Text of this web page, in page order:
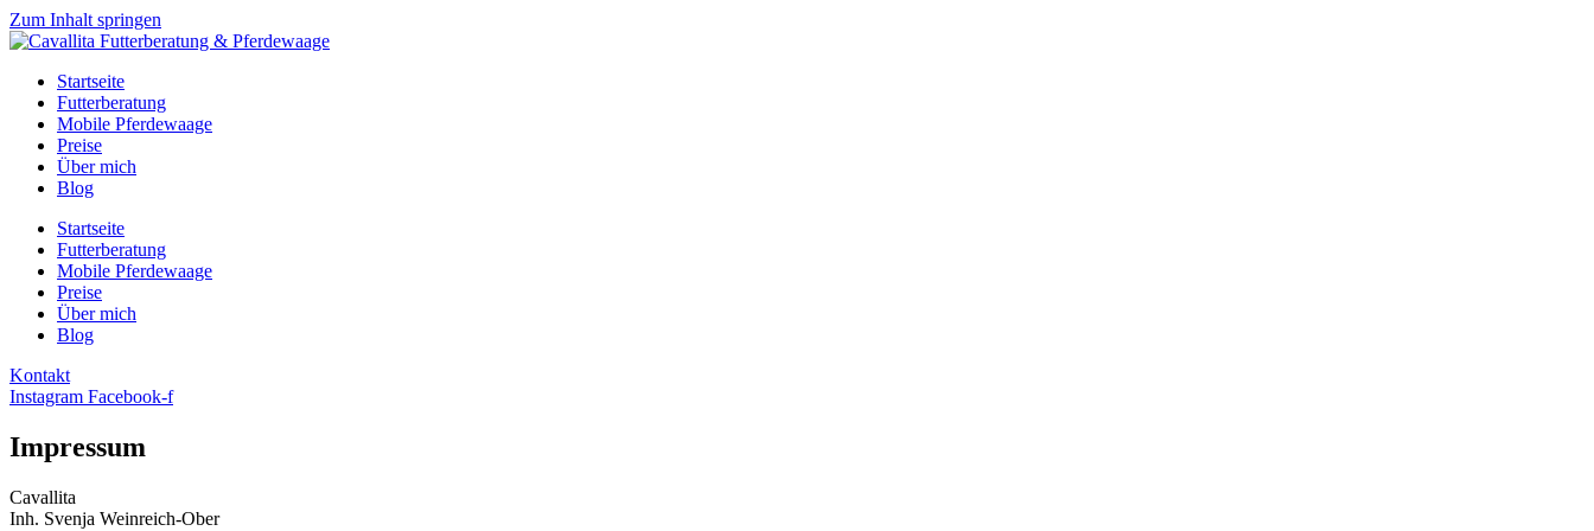
Zum Inhalt springen
Startseite
Futterberatung
Mobile Pferdewaage
Preise
Über mich
Blog
Startseite
Futterberatung
Mobile Pferdewaage
Preise
Über mich
Blog
Kontakt
Instagram Facebook-f
Impressum
Cavallita
Inh. Svenja Weinreich-Ober